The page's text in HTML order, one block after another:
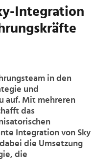
Integration
in den
und
auf. Mit mehreren
das
Integration von Sky
die Umsetzung
die